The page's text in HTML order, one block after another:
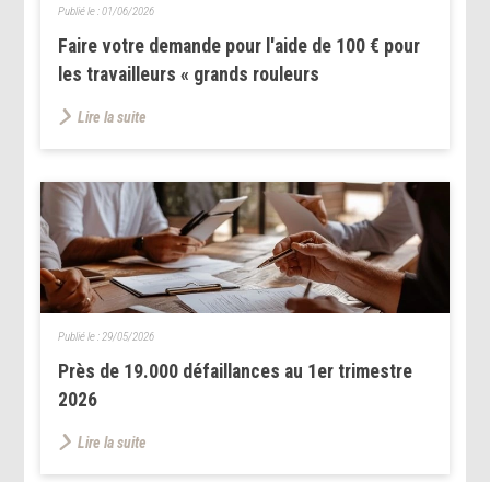
Faire votre demande pour l'aide de 100 € pour
les travailleurs « grands rouleurs
Publié le :01/06/2026
Lire la suite
Près de 19.000 défaillances au 1er trimestre
2026
Publié le : 29/05/2026
Lire la suite